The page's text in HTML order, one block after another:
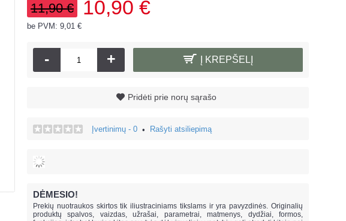
11,90 € 10,90 €
be PVM: 9,01 €
- + Į KREPŠELĮ
Pridėti prie norų sąrašo
Įvertinimų - 0 • Rašyti atsiliepimą
DĖMESIO!
Prekių nuotraukos skirtos tik iliustraciniams tikslams ir yra pavyzdinės. Originalių
produktų spalvos, vaizdas, užrašai, parametrai, matmenys, dydžiai, formos,